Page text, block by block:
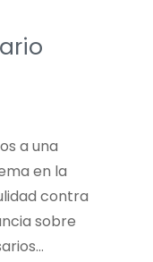
a una
en la
contra
sobre